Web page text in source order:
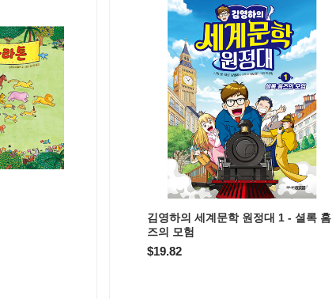
김영하의 세계문학 원정대 1 - 셜록 홈
즈의 모험
$19.82